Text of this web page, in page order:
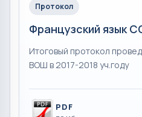
Протокол
Французский язык
Итоговый протокол
ВОШ в 2017-2018 уч.году
PDF